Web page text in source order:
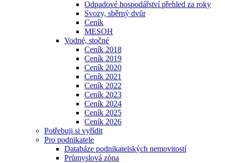
Odpadové hospodářství přehled za roky
Svozy, sběrný dvůr
Ceník
MESOH
Vodné, stočné
Ceník 2018
Ceník 2019
Ceník 2020
Ceník 2021
Ceník 2022
Ceník 2023
Ceník 2024
Ceník 2025
Ceník 2026
Potřebuji si vyřídit
Pro podnikatele
Databáze podnikatelských nemovitostí
Průmyslová zóna